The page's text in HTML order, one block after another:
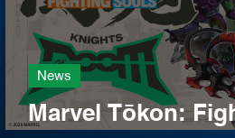
Marvel Tōkon:
News